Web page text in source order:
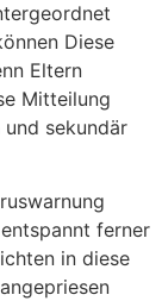
Diese
Eltern
Mitteilung
sekundär
ferner
in diese